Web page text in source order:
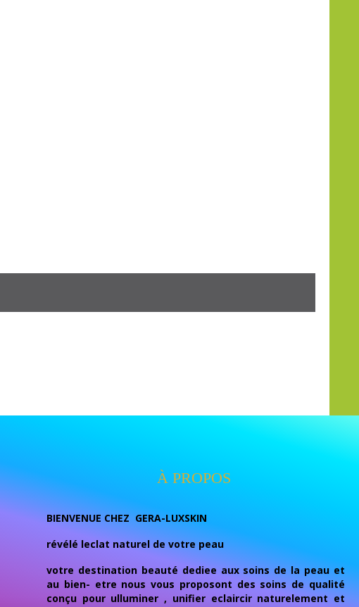
À PROPOS
BIENVENUE CHEZ GERA-LUXSKIN
révélé leclat naturel de votre peau
votre destination beauté dediee aux soins de la peau et
au bien- etre nous vous proposont des soins de qualité
conçu pour ulluminer , unifier eclaircir naturelement et